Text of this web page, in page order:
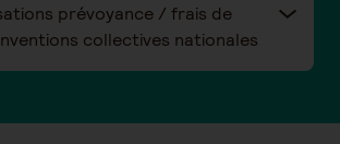
prévoyance / frais de
collectives nationales